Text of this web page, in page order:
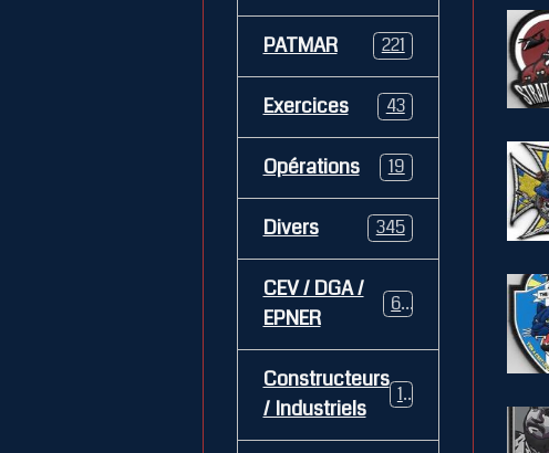
PATMAR 221
Exercices 43
Opérations 19
Divers 345
CEV / DGA /
EPNER
62
Constructeurs
/ Industriels
127